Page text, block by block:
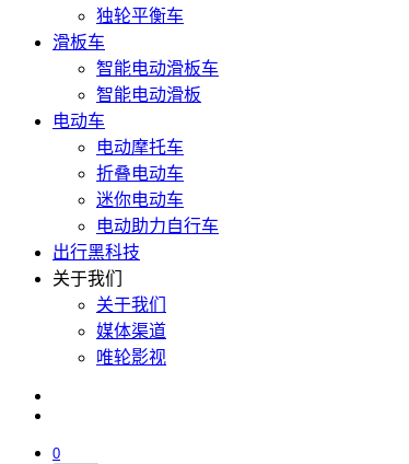
独轮平衡车
滑板车
智能电动滑板车
智能电动滑板
电动车
电动摩托车
折叠电动车
迷你电动车
电动助力自行车
出行黑科技
关于我们
关于我们
媒体渠道
唯轮影视
0